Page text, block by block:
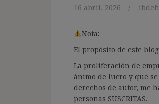
16 abril, 2026
Nota:
El propósito de este
La proliferación de
ánimo de lucro y que
derechos de autor, me
personas SUSCRITAS.